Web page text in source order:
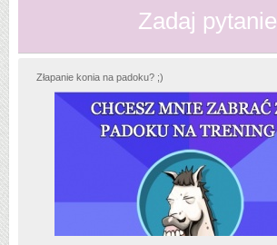
Zadaj pytanie
Złapanie konia na padoku? ;)